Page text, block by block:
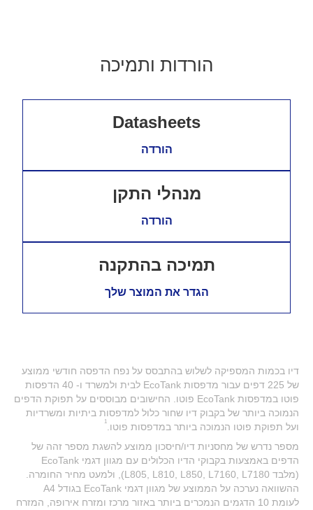
הורדות ותמיכה
Datasheets
הורדה
מנהלי התקן
הורדה
תמיכה בהתקנה
הגדר את המוצר שלך
דיו בכמות המספיקה לשלוש בהתבסס על נפח הדפסה חודשי ממוצע
של 225 דפים עבור מדפסות EcoTank לבית ולמשרד ו- 40 הדפסות
פוטו במדפסות EcoTank פוטו. החישובים מבוססים על תפוקת הדפים
הנמוכה ביותר של בקבוק דיו שחור כלול למדפסות ביתיות ומשרדיות
ועל תפוקת פוטו הנמוכה ביותר במדפסות פוטו. 1
מספר נדרש של מחסניות דיו/חיסכון ממוצע להשגת מספר זהה של
הדפים באמצעות בקבוקי הדיו הכלולים עם מגוון דגמי EcoTank
(מלבד L805, L810, L850, L7160, L7180), ולמעט מחיר החומרה.
ההשוואה נערכה על הממוצע של מגוון דגמי EcoTank בגודל A4
לעומת 10 הדגמים הנמכרים ביותר באזור מרכז ומזרח אירופה, המזרח